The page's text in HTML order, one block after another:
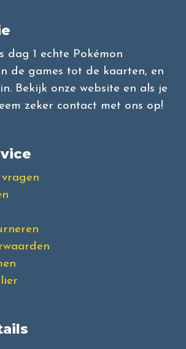
dag 1 echte Pokémon
de games tot de kaarten, en
Bekijk onze website en als je
zeker contact met ons op!